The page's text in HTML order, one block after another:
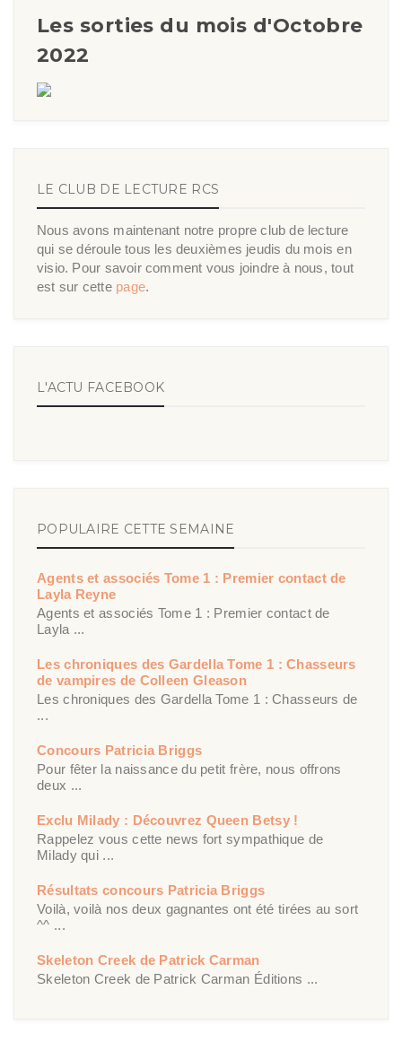
Les sorties du mois d'Octobre
2022
LE CLUB DE LECTURE RCS
Nous avons maintenant notre propre club de lecture
qui se déroule tous les deuxièmes jeudis du mois en
visio. Pour savoir comment vous joindre à nous, tout
est sur cette page.
L'ACTU FACEBOOK
POPULAIRE CETTE SEMAINE
Agents et associés Tome 1 : Premier contact de
Layla Reyne
Agents et associés Tome 1 : Premier contact de
Layla ...
Les chroniques des Gardella Tome 1 : Chasseurs
de vampires de Colleen Gleason
Les chroniques des Gardella Tome 1 : Chasseurs de
...
Concours Patricia Briggs
Pour fêter la naissance du petit frère, nous offrons
deux ...
Exclu Milady : Découvrez Queen Betsy !
Rappelez vous cette news fort sympathique de
Milady qui ...
Résultats concours Patricia Briggs
Voilà, voilà nos deux gagnantes ont été tirées au sort
^^ ...
Skeleton Creek de Patrick Carman
Skeleton Creek de Patrick Carman Éditions ...